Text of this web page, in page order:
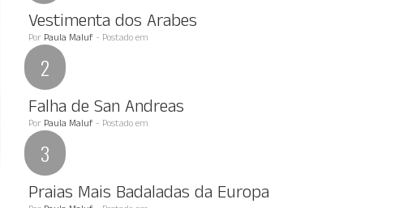
Vestimenta dos Arabes
Por Paula Maluf - Postado em
Falha de San Andreas
Por Paula Maluf - Postado em
Praias Mais Badaladas da Europa